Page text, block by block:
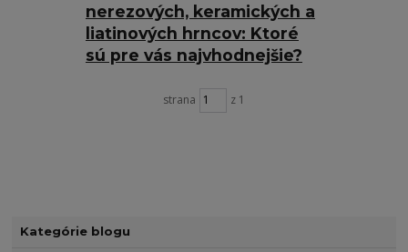
Kategórie blogu
nerezových, keramických a
liatinových hrncov: Ktoré
sú pre vás najvhodnejšie?
strana z 1